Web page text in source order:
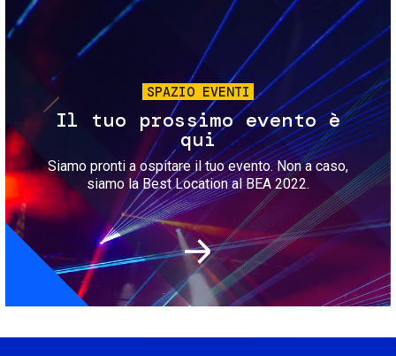
Immagine
SPAZIO EVENTI
Il tuo prossimo evento è
qui
Siamo pronti a ospitare il tuo evento. Non a caso,
siamo la Best Location al BEA 2022.